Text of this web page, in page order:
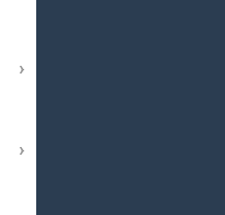
›
›